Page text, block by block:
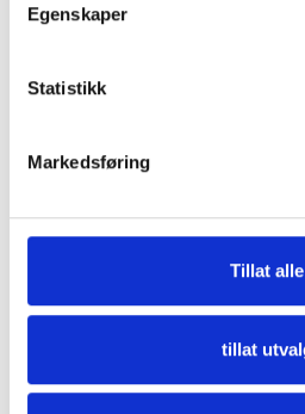
Egenskaper
Statistikk
Markedsføring
Tillat alle
tillat
jevnlig sletting av slike data.
Du har rett til innsyn i
og hvordan de behandles.
behandlingen av
Du kan kontakte oss på
firmapost@vestlandshallen.no
eller sletting av informasjon.
Hvordan slette